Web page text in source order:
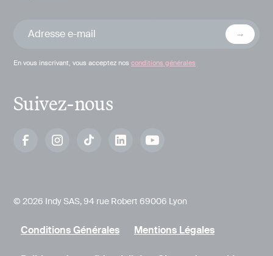
En vous inscrivant, vous acceptez nos conditions générales
Suivez-nous
© 2026 Indy SAS, 94 rue Robert 69006 Lyon
Conditions Générales Mentions Légales